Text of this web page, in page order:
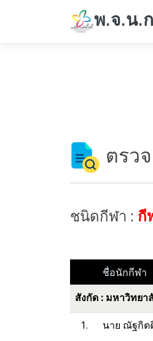
พ.จ.น.
ตรว
ชนิดกีฬา : กี
ชื่อนักกีฬา
สังกัด : มหาวิทยา
1. นาย ณัฐกิต